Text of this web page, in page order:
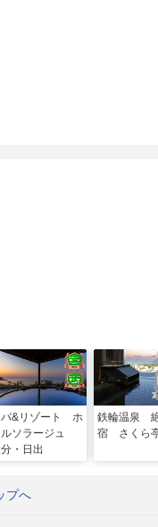
パ&リゾート ホ
ルソラージュ
・日出
鉄輪温泉
宿 さくら
プへ